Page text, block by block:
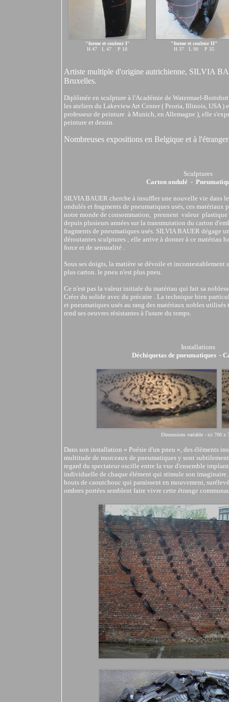
"forme et couleur I"
H 47 L 47 P 18
"forme et couleur II"
H 37 L 90 P 35
Artiste multiple d'origine autrichienne, SILVIA
Bruxelles.
Diplômée en sculpture à l'Académie de Watermael-
les ateliers du Lakeview Art Center ( Peoria, Illinois, USA )
professeur de peinture à Munich, en Allemagne ), elle
peinture et dessin.
Nombreuses expositions en Belgique et à l'étranger
Sculptures
Carton ondulé -
SILVIA BAUER cherche à insuffler une nouvelle vie dans
ondulés et fragments de pneumatiques usés, ces
notre monde de consommation, prennent valeur plastique
depuis plusieurs années sur la transmutation du carton
fragments de pneumatiques usés. SILVIA BAUER dégage
déroutantes sculptures ; elle arrive à donner à ce matériau
force et de sensualité .
Sous ses doigts, la matière se dévoile et
plus carton. le pneu n'est plus pneu.
Ce n'est pas la valeur initiale du matériau qui fait sa
Créer du solide avec du précaire . La technique bien
et pneumatiques usés au rang des matériaux nobles
rend ses oeuvres résistantes à l'usure du temps.
Installations
Déchiquetas de pneumatiques -
Dimensions variable - ici 700 x
Dans son installation « Poésie d'un pneu », des éléments
multitude de morceaux de pneumatiques y sont
regard du spectateur oscille entre la vue d'ensemble
individuelle de chaque élément qui stimule son imaginaire.
bouts de caoutchouc qui paraissent en mouvement,
ombres portées semblent faire vivre cette étrange